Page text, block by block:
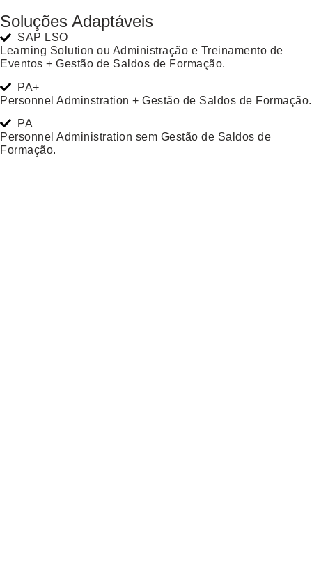
Soluções Adaptáveis
SAP LSO
Learning Solution ou Administração e Treinamento de
Eventos + Gestão de Saldos de Formação.
PA+
Personnel Adminstration + Gestão de Saldos de Formação.
PA
Personnel Administration sem Gestão de Saldos de
Formação.